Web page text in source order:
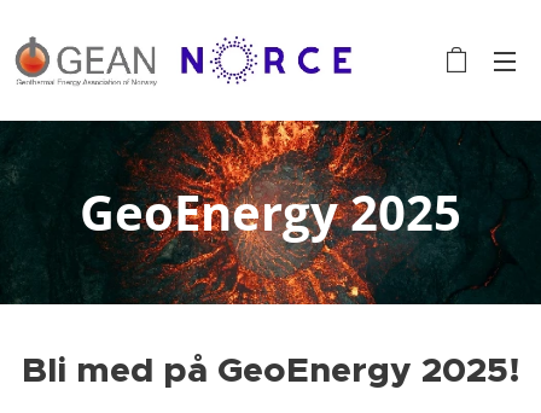
GeoEnergy 2025
Bli med på GeoEnergy 2025!